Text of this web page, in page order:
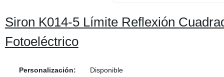
Siron K014-5 Límite Reflexión
Fotoeléctrico
Personalización:
Disponible